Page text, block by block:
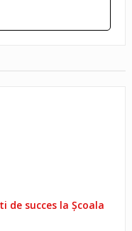
de succes la Școala